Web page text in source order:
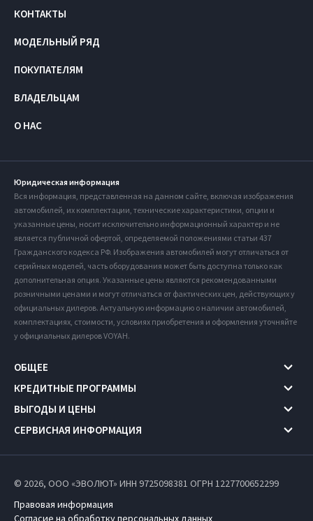
КОНТАКТЫ
МОДЕЛЬНЫЙ РЯД
ПОКУПАТЕЛЯМ
ВЛАДЕЛЬЦАМ
О НАС
Юридическая информация
Вся информация, представленная на данном сайте, включая изображения
автомобилей, их комплектации, технические характеристики, опции и
указанные цены, носит исключительно информационный характер и не
является публичной офертой, определяемой положениями статьи 437
Гражданского кодекса РФ. Изображения автомобилей могут отличаться от
серийных моделей, часть оборудования может быть доступна только как
дополнительная опция. Указанные цены являются рекомендованными
розничными ценами и могут отличаться от фактических цен, действующих у
официальных дилеров. Актуальную информацию о наличии автомобилей,
комплектациях, стоимости, условиях приобретения и оформления уточняйте
у официальных дилеров VOYAH.
ОБЩЕЕ
КРЕДИТНЫЕ ПРОГРАММЫ
ВЫГОДЫ И ЦЕНЫ
СЕРВИСНАЯ ИНФОРМАЦИЯ
© 2026, ООО «ЭВОЛЮТ» ИНН 9725098381 ОГРН 1227700652299
Правовая информация
Согласие на обработку персональных данных